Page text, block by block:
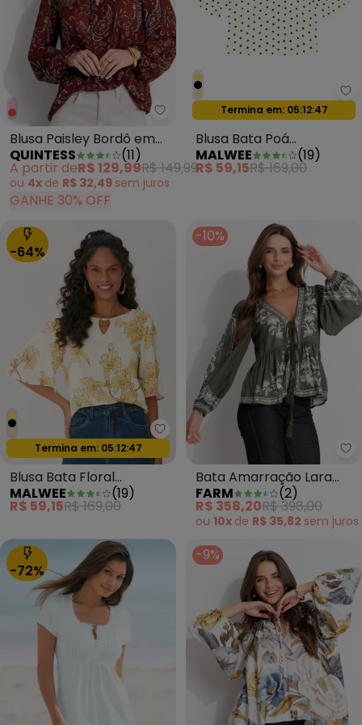
Quintess - Blusa Paisley Bordô
Blusa Paisley Bordô em
Crepe Plano
QUINTESS (11)
A partir deR$ 129,99R$ 149,99
ou 4x de R$ 32,49 sem juros
GANHE 30% OFF
Oferta relâmpago
Termina em: 05:12:44
Blusa Bata Poá
Maquinetada Creme
MALWEE (19)
R$ 59,15R$ 169,00
-64%
Malwee - Blusa Bata Floral
Oferta relâmpago
Termina em: 05:12:44
Blusa Bata Floral
Maquinetada Amarelo
Claro
MALWEE (19)
R$ 59,15R$ 169,00
-10%
Bata Amarração Lara
Verde
FARM (2)
R$ 358,20R$ 398,00
ou 10x de R$ 35,82 sem juros
-72%
-9%